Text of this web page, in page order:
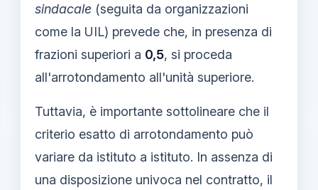
sindacale (seguita da organizzazioni
come la UIL) prevede che, in presenza di
frazioni superiori a 0,5, si proceda
all'arrotondamento all'unità superiore.
Tuttavia, è importante sottolineare che il
criterio esatto di arrotondamento può
variare da istituto a istituto. In assenza di
una disposizione univoca nel contratto, il